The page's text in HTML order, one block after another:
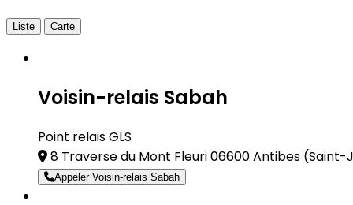
Liste Carte
Voisin-relais Sabah
Point relais GLS
8 Traverse du Mont Fleuri 06600 Antibes (Saint-
Appeler Voisin-relais Sabah